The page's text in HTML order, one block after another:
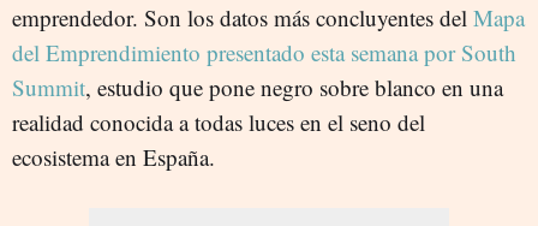
emprendedor. Son los datos más concluyentes del Mapa
del Emprendimiento presentado esta semana por South
Summit, estudio que pone negro sobre blanco en una
realidad conocida a todas luces en el seno del
ecosistema en España.